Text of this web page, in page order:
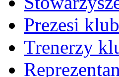
Prezesi
Trenerzy